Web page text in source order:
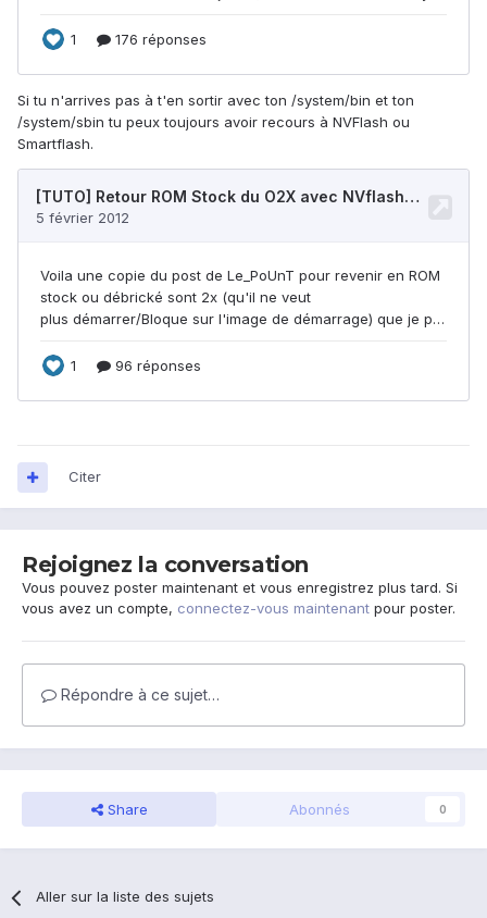
Si tu n'arrives pas à t'en sortir avec ton /system/bin et ton
/system/sbin tu peux toujours avoir recours à NVFlash ou
Smartflash.
Citer
Rejoignez la conversation
Vous pouvez poster maintenant et vous enregistrez plus tard. Si
vous avez un compte, connectez-vous maintenant pour poster.
Répondre à ce sujet…
Share Abonnés 0
Aller sur la liste des sujets